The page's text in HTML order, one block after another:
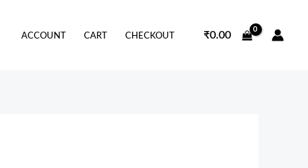
ACCOUNT CART CHECKOUT ₹0.00